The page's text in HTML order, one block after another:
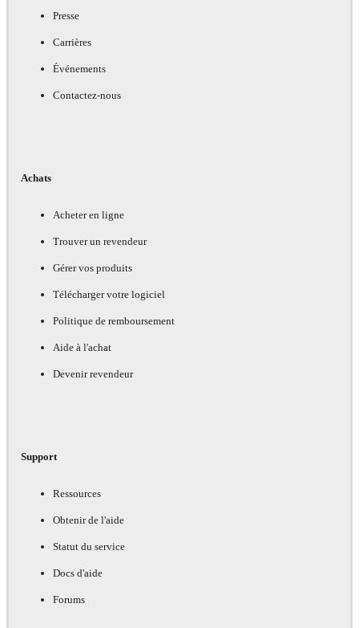
Presse
Carrières
Événements
Contactez-nous
Achats
Acheter en ligne
Trouver un revendeur
Gérer vos produits
Télécharger votre logiciel
Politique de remboursement
Aide à l'achat
Devenir revendeur
Support
Ressources
Obtenir de l'aide
Statut du service
Docs d'aide
Forums